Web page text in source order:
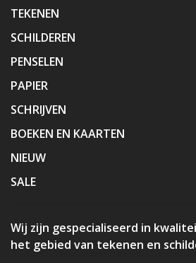
TEKENEN
SCHILDEREN
PENSELEN
PAPIER
SCHRIJVEN
BOEKEN EN KAARTEN
NIEUW
SALE
Wij zijn gespecialiseerd in
het gebied van tekenen en